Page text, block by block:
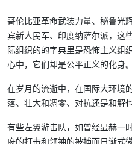
哥伦比亚革命武装力量、秘鲁光
宾新人民军、印度纳萨尔派，这
际组织的的字典里是恐怖主义组
心中，它们却是公平正义的化身。
在岁月的流逝中，在国际大环境
落、壮大和凋零、对抗还是和解
有些左翼游击队，如曾经显赫一
府的打击和领袖的被捕而日渐式微